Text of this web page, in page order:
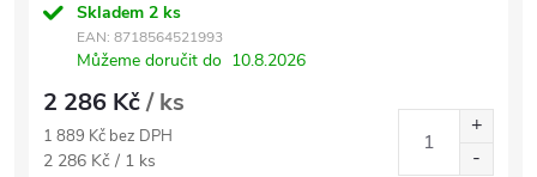
Skladem 2 ks
EAN: 8718564521993
Můžeme doručit do 10.8.2026
2 286 Kč/ ks
1 889 Kč bez DPH
Měrná cena:
2 286 Kč / 1 ks